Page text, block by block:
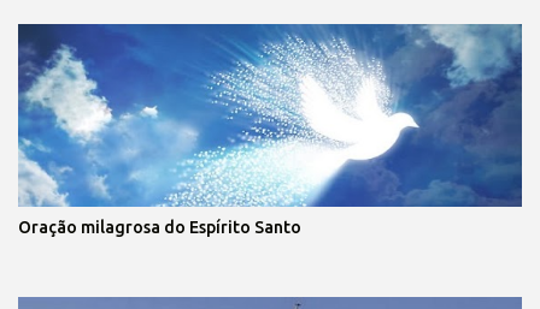
Oração milagrosa do Espírito Santo